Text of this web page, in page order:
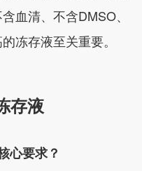
血清、不含DMSO、
冻存液至关重要。
存液
心要求？